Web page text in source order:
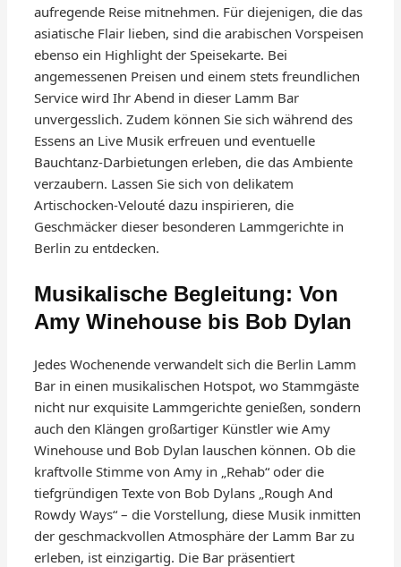
aufregende Reise mitnehmen. Für diejenigen, die das
asiatische Flair lieben, sind die arabischen Vorspeisen
ebenso ein Highlight der Speisekarte. Bei
angemessenen Preisen und einem stets freundlichen
Service wird Ihr Abend in dieser Lamm Bar
unvergesslich. Zudem können Sie sich während des
Essens an Live Musik erfreuen und eventuelle
Bauchtanz-Darbietungen erleben, die das Ambiente
verzaubern. Lassen Sie sich von delikatem
Artischocken-Velouté dazu inspirieren, die
Geschmäcker dieser besonderen Lammgerichte in
Berlin zu entdecken.
Musikalische Begleitung: Von
Amy Winehouse bis Bob Dylan
Jedes Wochenende verwandelt sich die Berlin Lamm
Bar in einen musikalischen Hotspot, wo Stammgäste
nicht nur exquisite Lammgerichte genießen, sondern
auch den Klängen großartiger Künstler wie Amy
Winehouse und Bob Dylan lauschen können. Ob die
kraftvolle Stimme von Amy in „Rehab“ oder die
tiefgründigen Texte von Bob Dylans „Rough And
Rowdy Ways“ – die Vorstellung, diese Musik inmitten
der geschmackvollen Atmosphäre der Lamm Bar zu
erleben, ist einzigartig. Die Bar präsentiert